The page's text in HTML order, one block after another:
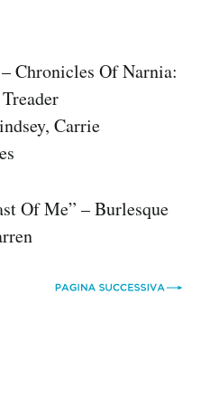
Chronicles Of Narnia:
Carrie
Of Me” – Burlesque